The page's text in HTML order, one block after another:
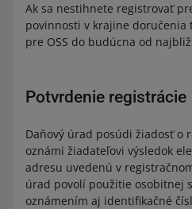
Ak sa nestihnete registrovať
povinnosti v krajine doručenia
pre OSS do budúcna od
Potvrdenie registrácie
Daňový úrad posúdi žiadosť o
oznámi žiadateľovi výsledok
adresu uvedenú v
úrad povolí použitie osobitnej
oznámením aj identifikačné